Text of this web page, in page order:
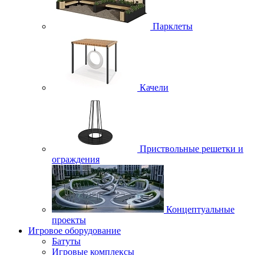
Парклеты
Качели
Приствольные решетки и
ограждения
Концептуальные
проекты
Игровое оборудование
Батуты
Игровые комплексы